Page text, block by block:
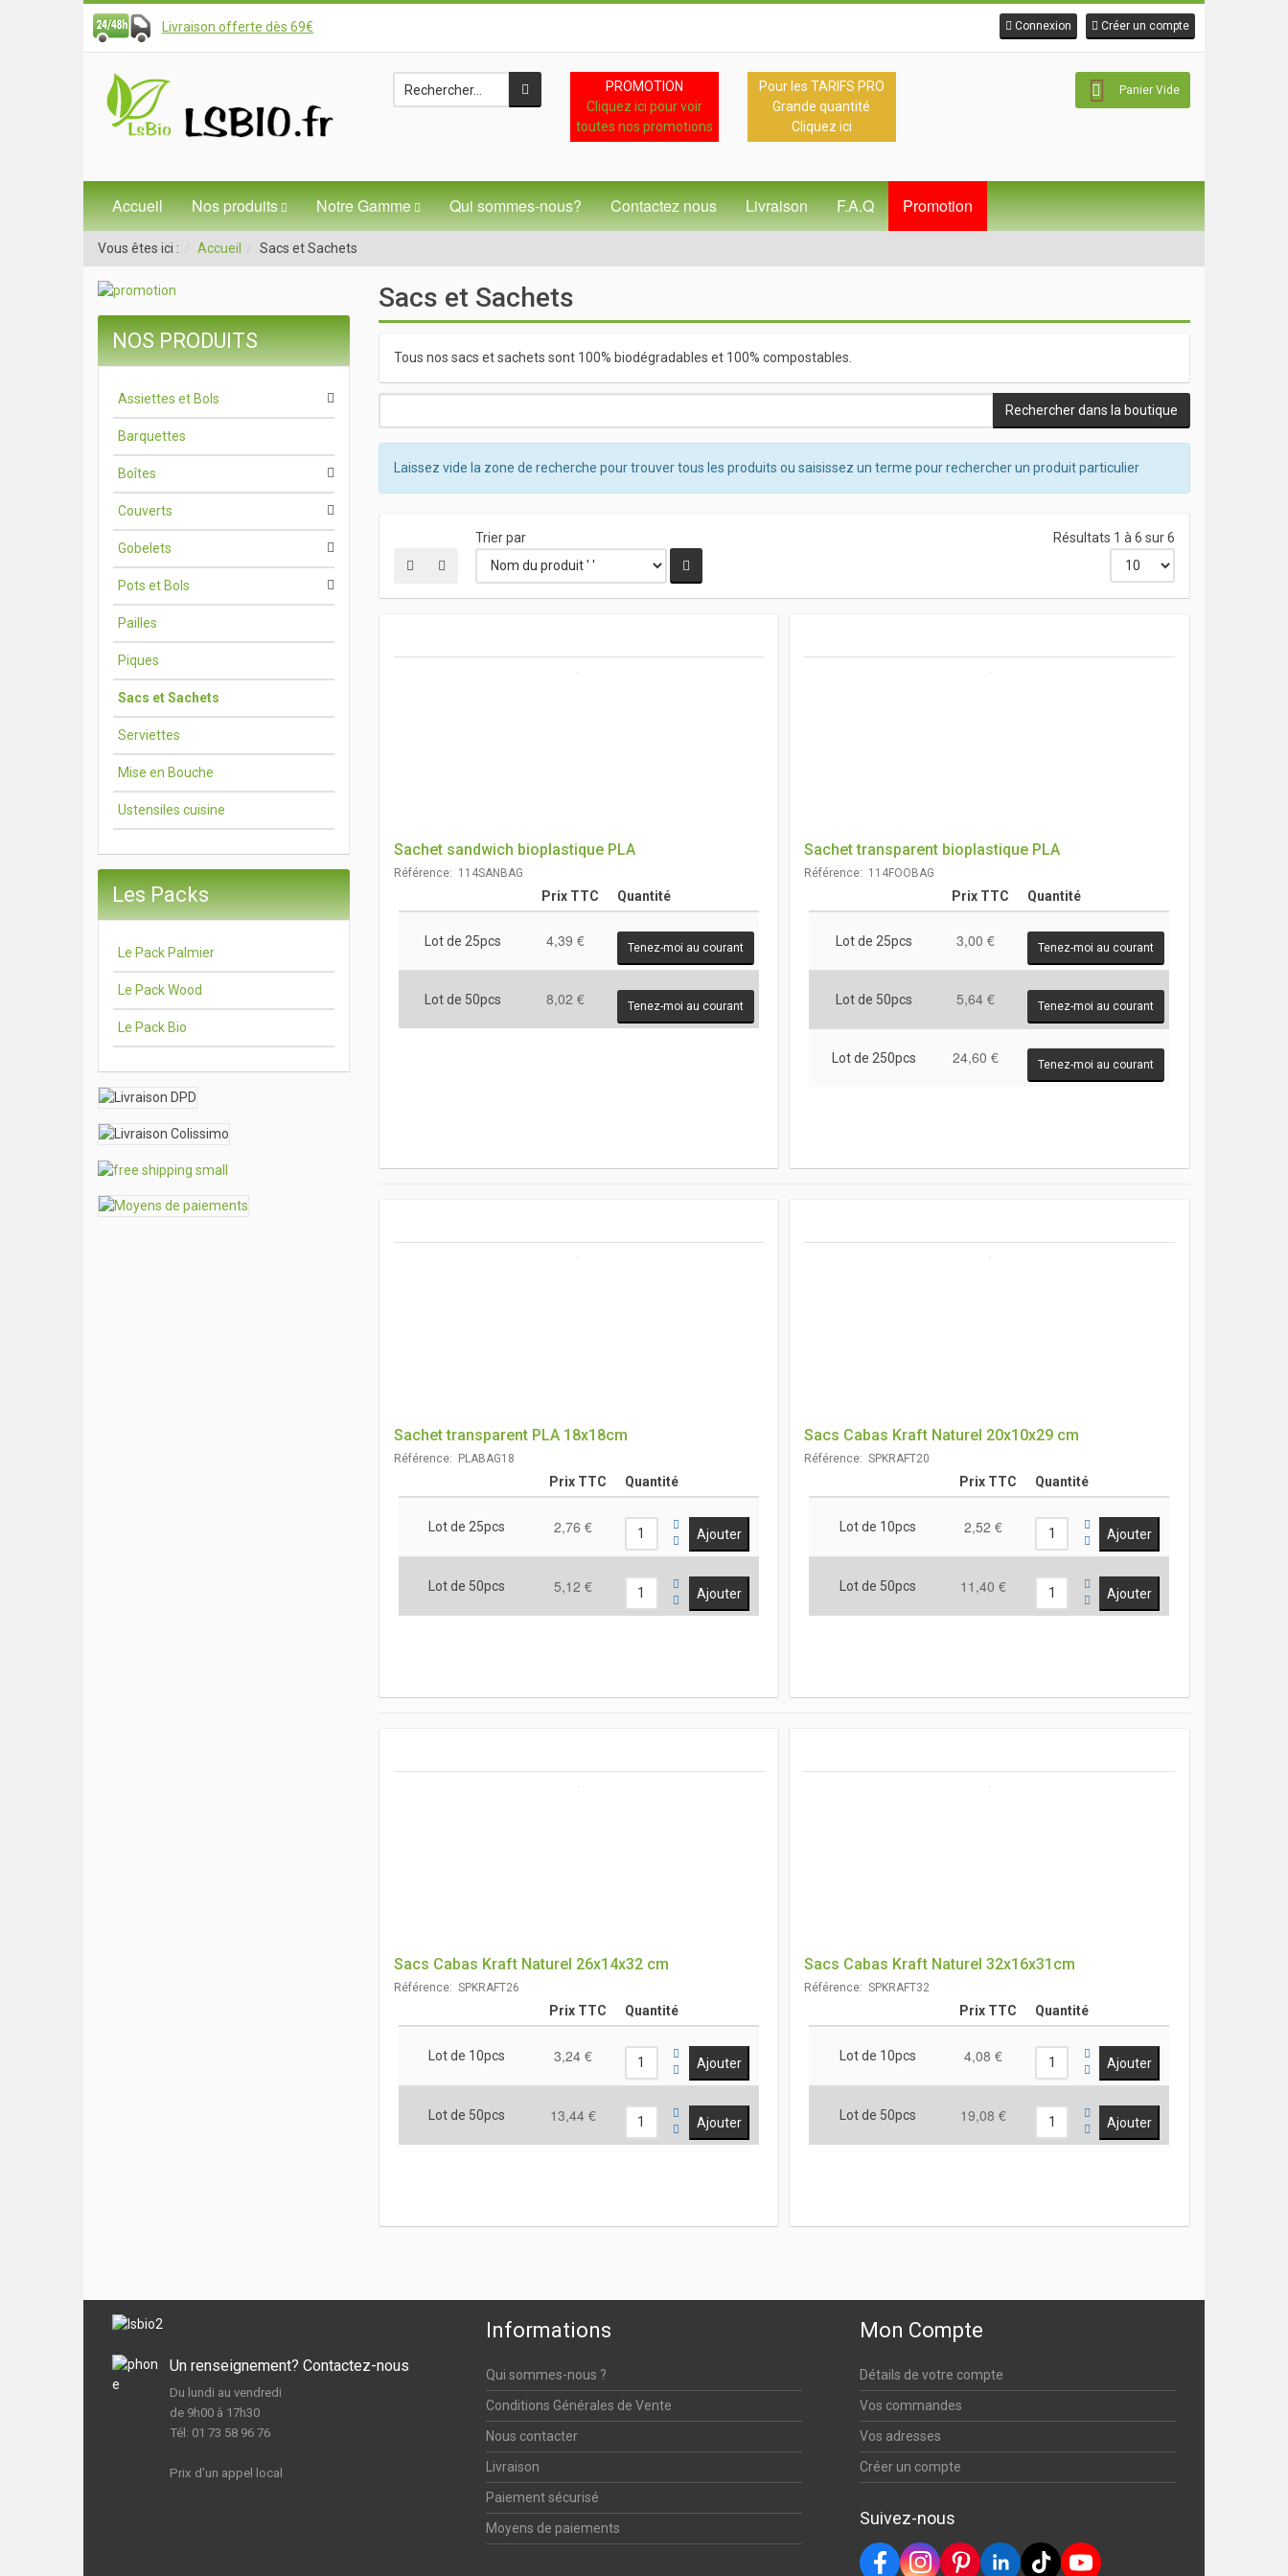
Livraison offerte dès 69€ Connexion Créer un compte
PROMOTION
Cliquez ici pour voir
toutes nos promotions
Pour les TARIFS PRO
Grande quantité
Cliquez ici
Panier Vide
Accueil Nos produits Notre Gamme Qui sommes-nous? Contactez nous Livraison F.A.Q Promotion
Vous êtes ici : Accueil Sacs et Sachets
Sacs et Sachets
Tous nos sacs et sachets sont 100% biodégradables et 100% compostables.
Laissez vide la zone de recherche pour trouver tous les produits ou saisissez un terme pour rechercher un produit particulier
Trier par Résultats 1 à 6 sur 6
Sachet sandwich bioplastique PLA
Référence: 114SANBAG
Prix TTC Quantité
Lot de 25pcs 4,39 € Tenez-moi au courant
Lot de 50pcs 8,02 € Tenez-moi au courant
Sachet transparent bioplastique PLA
Référence: 114FOOBAG
Prix TTC Quantité
Lot de 25pcs 3,00 € Tenez-moi au courant
Lot de 50pcs 5,64 € Tenez-moi au courant
Lot de 250pcs 24,60 € Tenez-moi au courant
Sachet transparent PLA 18x18cm
Référence: PLABAG18
Prix TTC Quantité
Lot de 25pcs 2,76 €
Lot de 50pcs 5,12 €
Sacs Cabas Kraft Naturel 20x10x29 cm
Référence: SPKRAFT20
Prix TTC Quantité
Lot de 10pcs 2,52 €
Lot de 50pcs 11,40 €
Sacs Cabas Kraft Naturel 26x14x32 cm
Référence: SPKRAFT26
Prix TTC Quantité
Lot de 10pcs 3,24 €
Lot de 50pcs 13,44 €
Sacs Cabas Kraft Naturel 32x16x31cm
Référence: SPKRAFT32
Prix TTC Quantité
Lot de 10pcs 4,08 €
Lot de 50pcs 19,08 €
NOS PRODUITS
Assiettes et Bols
Barquettes
Boîtes
Couverts
Gobelets
Pots et Bols
Pailles
Piques
Sacs et Sachets
Serviettes
Mise en Bouche
Ustensiles cuisine
Les Packs
Le Pack Palmier
Le Pack Wood
Le Pack Bio
Un renseignement? Contactez-nous
Du lundi au vendredi
de 9h00 à 17h30
Tél: 01 73 58 96 76
Prix d'un appel local
Informations
Qui sommes-nous ?
Conditions Générales de Vente
Nous contacter
Livraison
Paiement sécurisé
Moyens de paiements
Mon Compte
Détails de votre compte
Vos commandes
Vos adresses
Créer un compte
Suivez-nous